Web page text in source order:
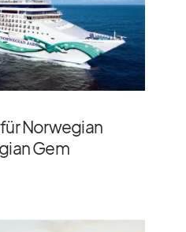
Norwegian
Gem